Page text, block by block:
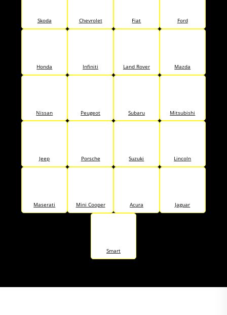
Skoda Chevrolet Fiat Ford
Honda Infiniti Land Rover Mazda
Nissan Peugeot Subaru Mitsubishi
Jeep Porsche Suzuki Lincoln
Maserati Mini Cooper Acura Jaguar
Smart